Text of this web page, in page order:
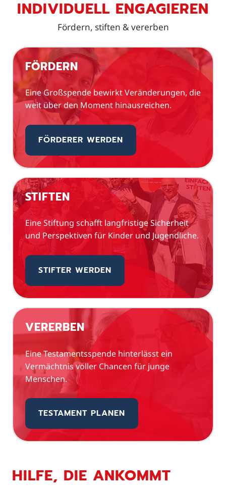
INDIVIDUELL ENGAGIEREN
Fördern, stiften & vererben
FÖRDERN
Eine Großspende bewirkt Veränderungen, die
weit über den Moment hinausreichen.
FÖRDERER WERDEN
STIFTEN
Eine Stiftung schafft langfristige Sicherheit
und Perspektiven für Kinder und Jugendliche.
STIFTER WERDEN
VERERBEN
Eine Testamentsspende hinterlässt ein
Vermächtnis voller Chancen für junge
Menschen.
TESTAMENT PLANEN
HILFE, DIE ANKOMMT